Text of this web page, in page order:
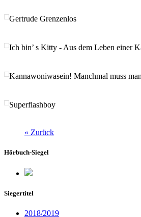
Gertrude Grenzenlos
Ich bin’ s Kitty - Aus dem Leben einer
Kannawoniwasein! Manchmal muss
Superflashboy
« Zurück
Hörbuch-Siegel
Siegertitel
2018/2019